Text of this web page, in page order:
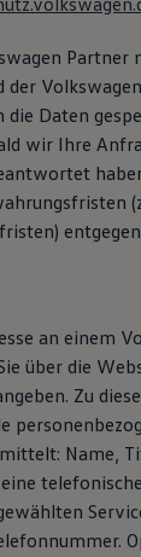
Partner
der
die Daten
wir Ihre
an einem
über die
Zu
Name,